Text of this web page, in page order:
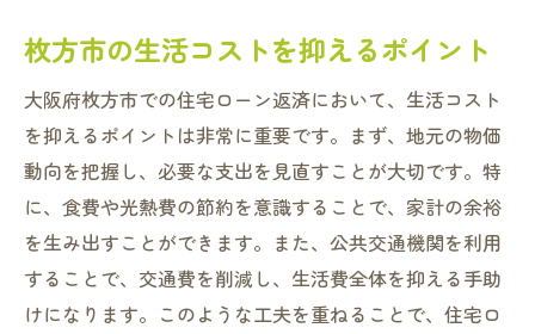
枚方市の生活コストを抑えるポイント
大阪府枚方市での住宅ローン返済において、生活コスト
を抑えるポイントは非常に重要です。まず、地元の物価
動向を把握し、必要な支出を見直すことが大切です。特
に、食費や光熱費の節約を意識することで、家計の余裕
を生み出すことができます。また、公共交通機関を利用
することで、交通費を削減し、生活費全体を抑える手助
けになります。このような工夫を重ねることで、住宅ロ